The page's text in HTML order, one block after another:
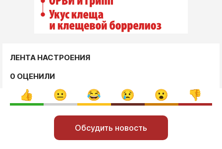
ЛЕНТА НАСТРОЕНИЯ
0 ОЦЕНИЛИ
Обсудить новость